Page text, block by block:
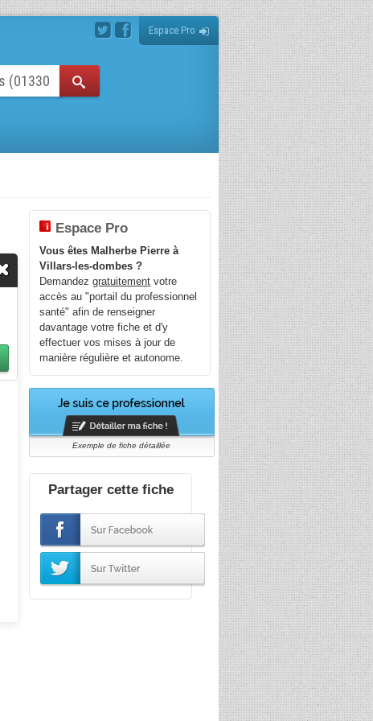
Espace Pro
Espace Pro
Vous êtes Malherbe Pierre à
Villars-les-dombes ?
Demandezgratuitement votre
accès au "portail du professionnel
santé" afin de renseigner
davantage votre fiche et d'y
effectuer vos mises à jour de
manière régulière et autonome.
Exemple de fiche détaillée
Partager cette fiche